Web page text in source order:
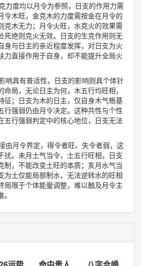
力度均以月令为参照，日支的作用力需
令木旺，金克木的力度需按金在月令的
克木无力；月令火旺，水克火的效果需
死绝则克火无效。日支的生克作用则无
身与日主的亲近程度发挥，对日支为火
力直接作用于自身，却不能提升全局火
响具有普适性，日支的影响则具个体针
局，无论日主为何，木五行均旺相，
征；日支为木的日主，仅自身木气根基
行强弱仍由月令决定。这种共性与个性
五行强弱判定中的核心地位，日支无法
由月令界定，得令者旺、失令者弱，这
扰。未月土气当令，土五行旺相，日支
制，不能改变土旺的本质；亥月水气当
为土仅能局部制水，无法逆转水的旺相
局限于个体能量调整，难以触及月令主